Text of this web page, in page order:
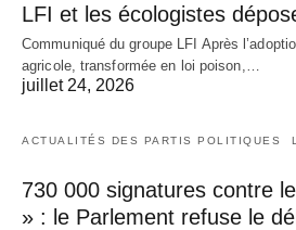
LFI et les écologistes
Communiqué du groupe LFI Après
agricole, transformée en loi poison,…
juillet 24, 2026
ACTUALITÉS DES PARTIS POLITIQUES
730 000 signatures contre
» : le Parlement refuse le